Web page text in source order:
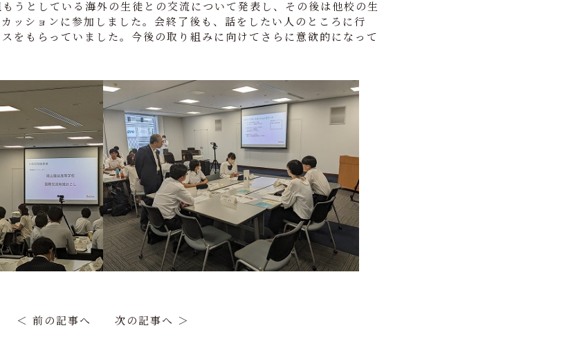
うとしている海外の生徒との交流について発表し、その後は他校の生
ッションに参加しました。会終了後も、話をしたい人のところに行
をもらっていました。今後の取り組みに向けてさらに意欲的になって
＜ 前の記事へ 次の記事へ ＞